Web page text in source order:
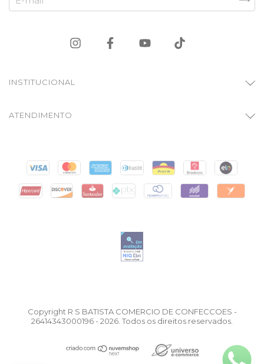
INSTITUCIONAL
ATENDIMENTO
Copyright R S BATISTA COMERCIO DE CONFECCOES -
26414343000196 - 2026. Todos os direitos reservados.